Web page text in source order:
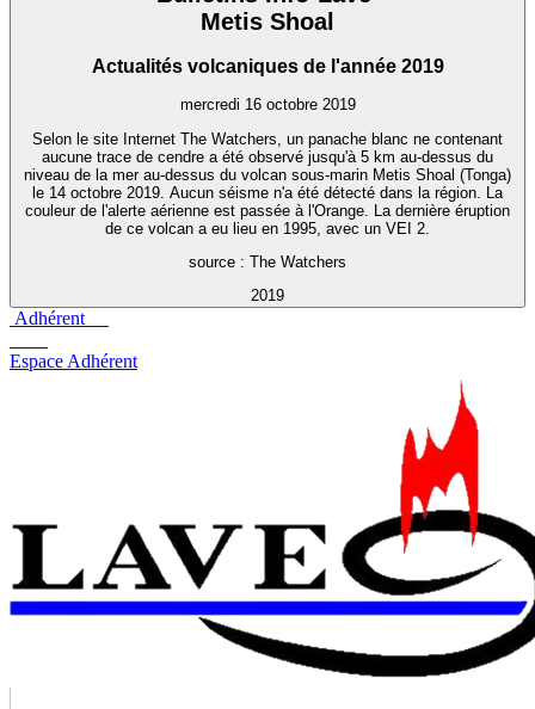
Metis Shoal
Actualités volcaniques de l'année 2019
mercredi 16 octobre 2019
Selon le site Internet The Watchers, un panache blanc ne contenant
aucune trace de cendre a été observé jusqu'à 5 km au-dessus du
niveau de la mer au-dessus du volcan sous-marin Metis Shoal (Tonga)
le 14 octobre 2019. Aucun séisme n'a été détecté dans la région. La
couleur de l'alerte aérienne est passée à l'Orange. La dernière éruption
de ce volcan a eu lieu en 1995, avec un VEI 2.
source : The Watchers
2019
Adhérent
Espace Adhérent